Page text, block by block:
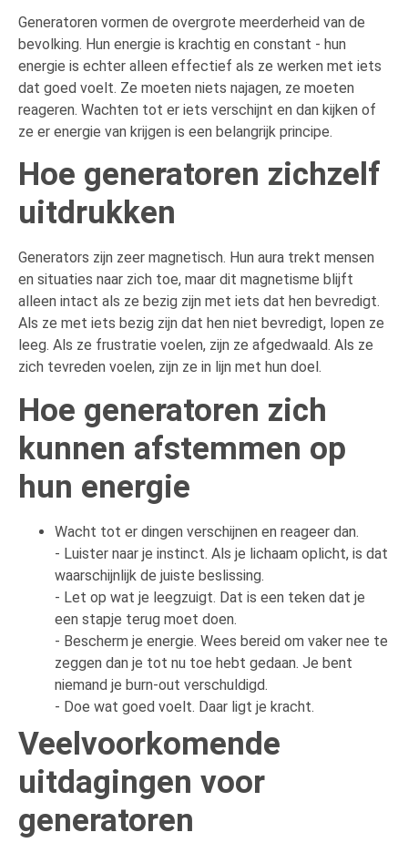
Generatoren vormen de overgrote meerderheid van de
bevolking. Hun energie is krachtig en constant - hun
energie is echter alleen effectief als ze werken met iets
dat goed voelt. Ze moeten niets najagen, ze moeten
reageren. Wachten tot er iets verschijnt en dan kijken of
ze er energie van krijgen is een belangrijk principe.
Hoe generatoren zichzelf
uitdrukken
Generators zijn zeer magnetisch. Hun aura trekt mensen
en situaties naar zich toe, maar dit magnetisme blijft
alleen intact als ze bezig zijn met iets dat hen bevredigt.
Als ze met iets bezig zijn dat hen niet bevredigt, lopen ze
leeg. Als ze frustratie voelen, zijn ze afgedwaald. Als ze
zich tevreden voelen, zijn ze in lijn met hun doel.
Hoe generatoren zich
kunnen afstemmen op
hun energie
Wacht tot er dingen verschijnen en reageer dan.
- Luister naar je instinct. Als je lichaam oplicht, is dat
waarschijnlijk de juiste beslissing.
- Let op wat je leegzuigt. Dat is een teken dat je
een stapje terug moet doen.
- Bescherm je energie. Wees bereid om vaker nee te
zeggen dan je tot nu toe hebt gedaan. Je bent
niemand je burn-out verschuldigd.
- Doe wat goed voelt. Daar ligt je kracht.
Veelvoorkomende
uitdagingen voor
generatoren